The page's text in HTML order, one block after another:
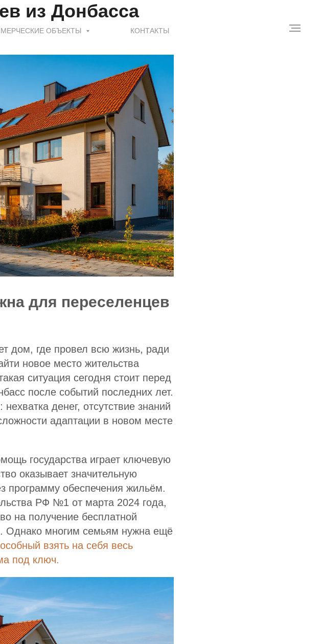
ОБЪЕКТЫ КОНТАКТЫ
из Донбасса
для переселенцев
дом, где провел всю жизнь, ради
новое место жительства
ситуация сегодня стоит перед
после событий последних лет.
денег, отсутствие знаний
адаптации в новом месте
государства играет ключевую
оказывает значительную
программу обеспечения жильём.
РФ №1 от марта 2024 года,
на получение бесплатной
Однако многим семьям нужна ещё
взять на себя весь
под ключ.